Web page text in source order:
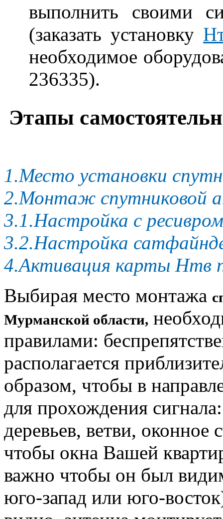
выполнить своими
(заказать установку
необходимое
236335).
Этапы
1.Место установки
2.Монтаж спутниковой
3.1.Настройка с
3.2.Настройка
4.Активация карты Нтв
Выбирая место монтажа
Мурманской области,
правилами:
располагается
образом, чтобы в
для прохождения
деревьев, ветви, оконное
чтобы окна Вашей
важно чтобы он был
юго-запад или юго-